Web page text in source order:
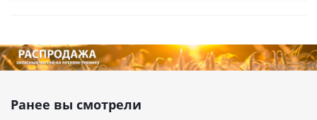
Ранее вы смотрели